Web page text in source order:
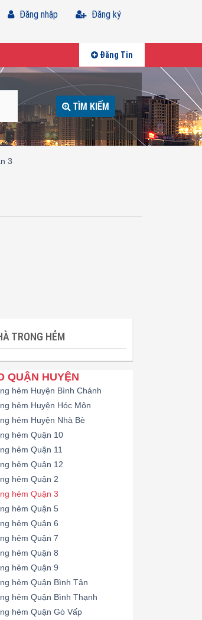
Đăng ký
Đăng nhập
Đăng Tin
TÌM KIẾM
3
TRONG HẺM
QUẬN HUYỆN
hẻm Huyện Bình Chánh
hẻm Huyện Hóc Môn
hẻm Huyện Nhà Bè
hẻm Quận 10
hẻm Quận 11
hẻm Quận 12
hẻm Quận 2
hẻm Quận 3
hẻm Quận 5
hẻm Quận 6
hẻm Quận 7
hẻm Quận 8
hẻm Quận 9
hẻm Quận Bình Tân
hẻm Quận Bình Thạnh
hẻm Quận Gò Vấp